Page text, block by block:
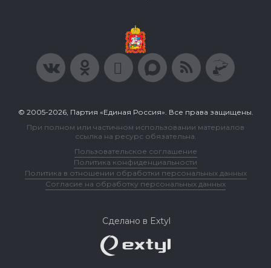
© 2005-2026, Партия «Единая Россия». Все права защищены.
При полном или частичном использовании материалов
ссылка на ресурс обязательна.
Пользовательское соглашение
Политика конфиденциальности
Политика в отношении обработки персональных данных
Согласие на обработку персональных данных
Сделано в Extyl